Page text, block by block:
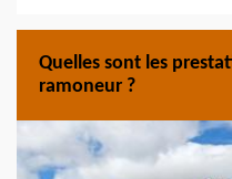
Quelles sont les
ramoneur ?